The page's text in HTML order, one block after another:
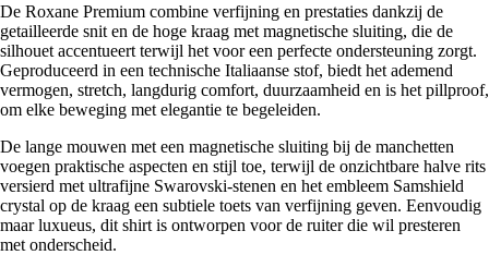
De Roxane Premium combine verfijning en prestaties dankzij de
getailleerde snit en de hoge kraag met magnetische sluiting, die de
silhouet accentueert terwijl het voor een perfecte ondersteuning zorgt.
Geproduceerd in een technische Italiaanse stof, biedt het ademend
vermogen, stretch, langdurig comfort, duurzaamheid en is het pillproof,
om elke beweging met elegantie te begeleiden.
De lange mouwen met een magnetische sluiting bij de manchetten
voegen praktische aspecten en stijl toe, terwijl de onzichtbare halve rits
versierd met ultrafijne Swarovski-stenen en het embleem Samshield
crystal op de kraag een subtiele toets van verfijning geven. Eenvoudig
maar luxueus, dit shirt is ontworpen voor de ruiter die wil presteren
met onderscheid.